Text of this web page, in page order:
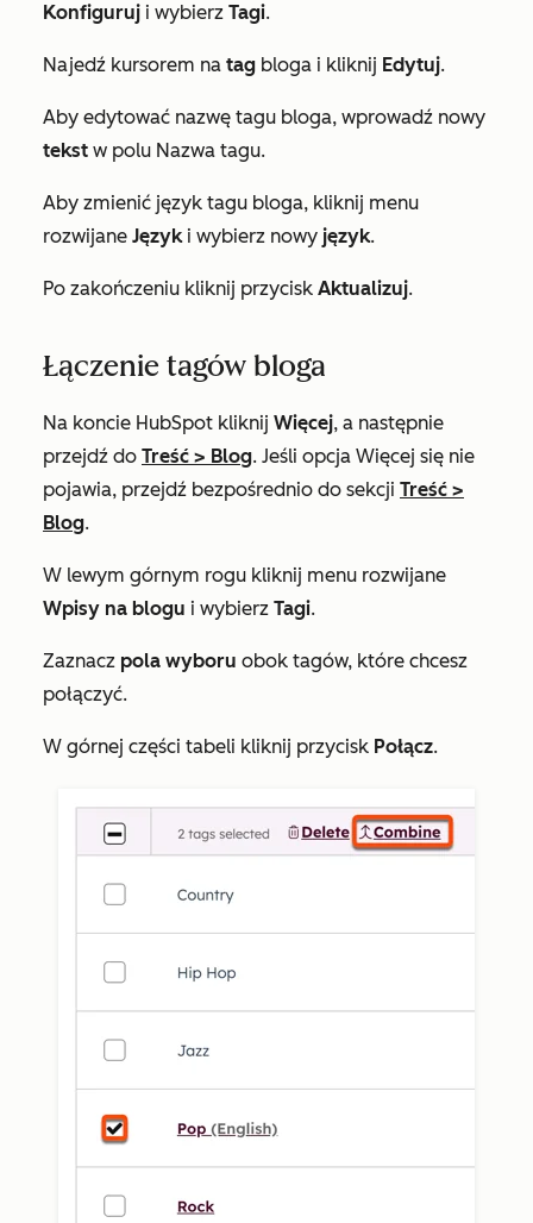
Konfiguruj i wybierz Tagi.
Najedź kursorem na tag bloga i kliknij Edytuj.
Aby edytować nazwę tagu bloga, wprowadź nowy
tekst w polu Nazwa tagu.
Aby zmienić język tagu bloga, kliknij menu
rozwijane Języki wybierz nowy język.
Po zakończeniu kliknij przycisk Aktualizuj.
Łączenie tagów bloga
Na koncie HubSpot kliknij Więcej, a następnie
przejdź do Treść > Blog. Jeśli opcja Więcej się nie
pojawia, przejdź bezpośrednio do sekcji Treść >
Blog.
W lewym górnym rogu kliknij menu rozwijane
Wpisy na blogu i wybierz Tagi.
Zaznacz pola wyboru obok tagów, które chcesz
połączyć.
W górnej części tabeli kliknij przycisk Połącz.